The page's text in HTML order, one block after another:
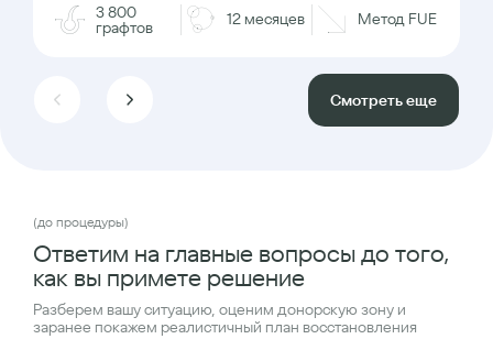
3 800
графтов 12 месяцев Метод FUE
Смотреть еще
(до процедуры)
Ответим на главные вопросы до того,
как вы примете решение
Разберем вашу ситуацию, оценим донорскую зону и
заранее покажем реалистичный план восстановления